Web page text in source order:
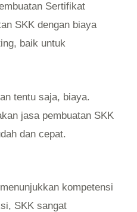
Sertifikat
SKK dengan biaya
baik untuk
tentu saja, biaya.
jasa pembuatan SKK
dan cepat.
kompetensi
SKK sangat